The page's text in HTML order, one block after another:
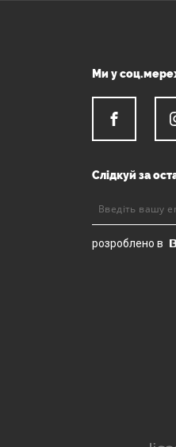
Ми у
Слідкуй за
розроблено в